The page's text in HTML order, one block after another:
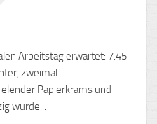
Arbeitstag erwartet: 7.45
zweimal
Papierkrams und
wurde...